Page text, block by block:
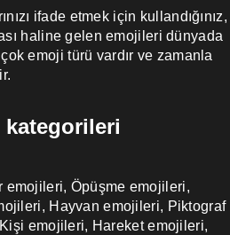
ifade etmek için kullandığınız,
haline gelen emojileri dünyada
emoji türü vardır ve zamanla
kategorileri
emojileri, Öpüşme emojileri,
Hayvan emojileri, Piktograf
emojileri, Hareket emojileri,